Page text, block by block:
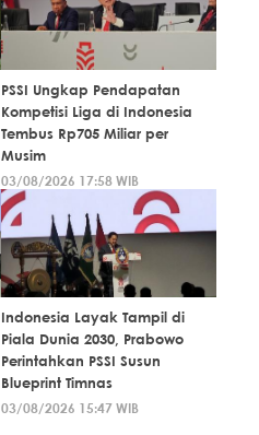
PSSI Ungkap Pendapatan
Kompetisi Liga di Indonesia
Tembus Rp705 Miliar per
Musim
03/08/2026 17:58 WIB
Indonesia Layak Tampil di
Piala Dunia 2030, Prabowo
Perintahkan PSSI Susun
Blueprint Timnas
03/08/2026 15:47 WIB